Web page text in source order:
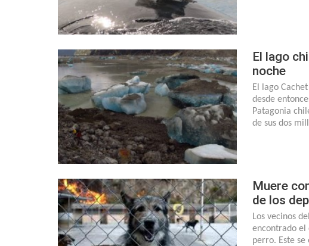
El lago
noche
El lago
desde
Patagonia
de sus dos
Muere
de los
Los vecinos
encontrado el
perro. Este